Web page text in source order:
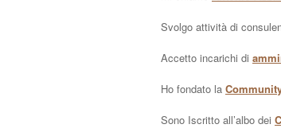
Svolgo attività di
Accetto incarichi di
Ho fondato la
Sono Iscritto all’albo dei